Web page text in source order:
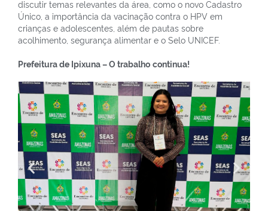
discutir temas relevantes da área, como o novo Cadastro
Único, a importância da vacinação contra o HPV em
crianças e adolescentes, além de pautas sobre
acolhimento, segurança alimentar e o Selo UNICEF.
Prefeitura de Ipixuna – O trabalho continua!